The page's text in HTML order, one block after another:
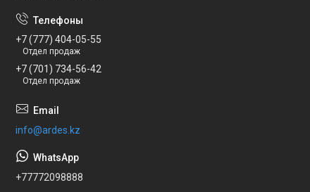
+7 (777) 404-05-55
Отдел продаж
+7 (701) 734-56-42
Отдел продаж
info@ardes.kz
+77772098888